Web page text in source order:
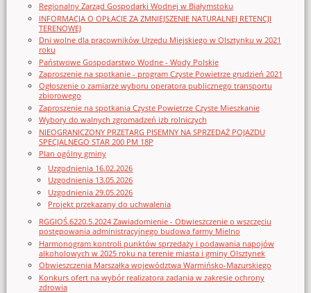
Regionalny Zarząd Gospodarki Wodnej w Białymstoku
INFORMACJA O OPŁACIE ZA ZMNIEJSZENIE NATURALNEJ RETENCJI
TERENOWEJ
Dni wolne dla pracowników Urzędu Miejskiego w Olsztynku w 2021
roku
Państwowe Gospodarstwo Wodne - Wody Polskie
Zaproszenie na spotkanie - program Czyste Powietrze grudzień 2021
Ogłoszenie o zamiarze wyboru operatora publicznego transportu
zbiorowego
Zaproszenie na spotkania Czyste Powietrze Czyste Mieszkanie
Wybory do walnych zgromadzeń izb rolniczych
NIEOGRANICZONY PRZETARG PISEMNY NA SPRZEDAŻ POJAZDU
SPECJALNEGO STAR 200 PM 18P
Plan ogólny gminy
Uzgodnienia 16.02.2026
Uzgodnienia 13.05.2026
Uzgodnienia 29.05.2026
Projekt przekazany do uchwalenia
RGGIOŚ.6220.5.2024 Zawiadomienie - Obwieszczenie o wszczęciu
postępowania administracyjnego budowa farmy Mielno
Harmonogram kontroli punktów sprzedaży i podawania napojów
alkoholowych w 2025 roku na terenie miasta i gminy Olsztynek
Obwieszczenia Marszałka województwa Warmińsko-Mazurskiego
Konkurs ofert na wybór realizatora zadania w zakresie ochrony
zdrowia